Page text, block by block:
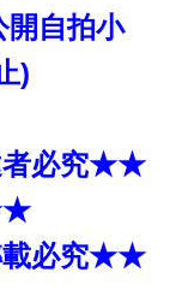
自拍小
)
者必究★★
載必究★★